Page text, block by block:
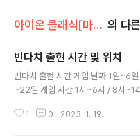
아이온 클래식[마족]/퀘스트 의 다
빈다치 출현 시간 및 위치
빈다치 출현 시간 게임 날짜 1일~6
~22일 게임 시간 1시~6시 / 8시
시 사이, 14시~16시, 22시~24시 사
1 0 2023. 1. 19.